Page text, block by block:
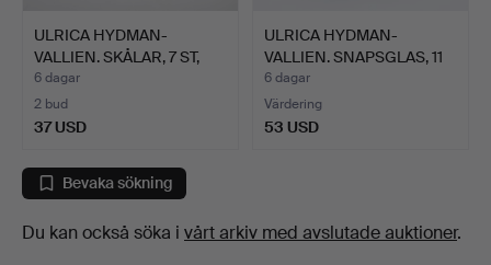
ULRICA HYDMAN-
VALLIEN. SKÅLAR, 7 ST,
"MINE…
6 dagar
2 bud
37 USD
ULRICA HYDMAN-
VALLIEN. SNAPSGLAS, 11
ST, "…
6 dagar
Värdering
53 USD
Bevaka sökning
Du kan också söka i vårt arkiv med avslutade auktioner.